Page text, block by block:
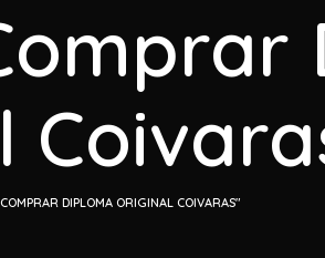
DIPLOMA ORIGINAL COIVARAS"